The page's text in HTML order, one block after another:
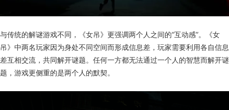
与传统的解谜游戏不同，《女吊》更强调两个人之间的“互动感”。《女
吊》中两名玩家因为身处不同空间而形成信息差，玩家需要利用各自信息
差互相交流，共同解开谜题。任何一方都无法通过一个人的智慧而解开谜
题，游戏更侧重的是两个人的默契。